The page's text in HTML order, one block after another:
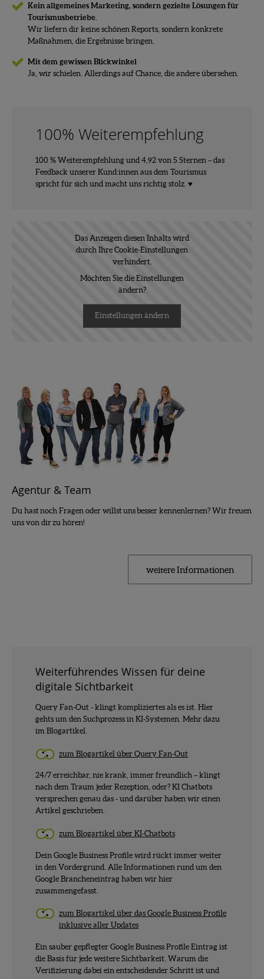
Kein allgemeines Marketing, sondern gezielte Lösungen für
Tourismusbetriebe.
Wir liefern dir keine schönen Reports, sondern konkrete
Maßnahmen, die Ergebnisse bringen.
Mit dem gewissen Blickwinkel
Ja, wir schielen. Allerdings auf Chance, die andere übersehen.
100% Weiterempfehlung
100 % Weiterempfehlung und 4,92 von 5 Sternen – das
Feedback unserer Kund:innen aus dem Tourismus
spricht für sich und macht uns richtig stolz. ♥
Das Anzeigen diesen Inhalts wird
durch Ihre Cookie-Einstellungen
verhindert.
Möchten Sie die Einstellungen
ändern?
Einstellungen ändern
Agentur & Team
Du hast noch Fragen oder willst uns besser kennenlernen? Wir freuen
uns von dir zu hören!
weitere Informationen
Weiterführendes Wissen für deine
digitale Sichtbarkeit
Query Fan-Out - klingt kompliziertes als es ist. Hier
gehts um den Suchprozess in KI-Systemen. Mehr dazu
im Blogartikel.
zum Blogartikel über Query Fan-Out
24/7 erreichbar, nie krank, immer freundlich – klingt
nach dem Traum jeder Rezeption, oder? KI Chatbots
versprechen genau das - und darüber haben wir einen
Artikel geschrieben.
zum Blogartikel über KI-Chatbots
Dein Google Business Profile wird rückt immer weiter
in den Vordergrund. Alle Informationen rund um den
Google Brancheneintrag haben wir hier
zusammengefasst.
zum Blogartikel über das Google Business Profile
inklusive aller Updates
Ein sauber gepflegter Google Business Profile Eintrag ist
die Basis für jede weitere Sichtbarkeit. Warum die
Verifizierung dabei ein entscheidender Schritt ist und